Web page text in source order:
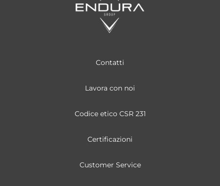
Contatti
Lavora con noi
Codice etico CSR 231
Certificazioni
Customer Service